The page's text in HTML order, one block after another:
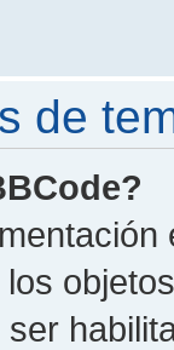
de